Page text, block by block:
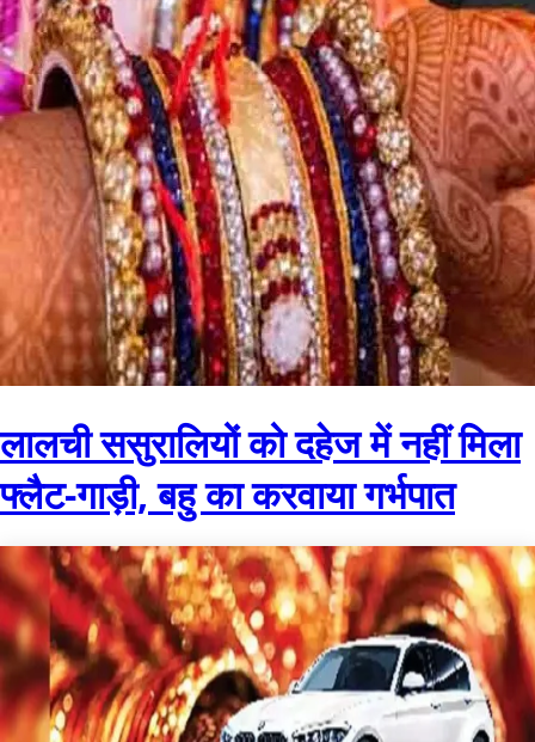
लालची ससुरालियों को दहेज में नहीं मिला
फ्लैट-गाड़ी, बहु का करवाया गर्भपात